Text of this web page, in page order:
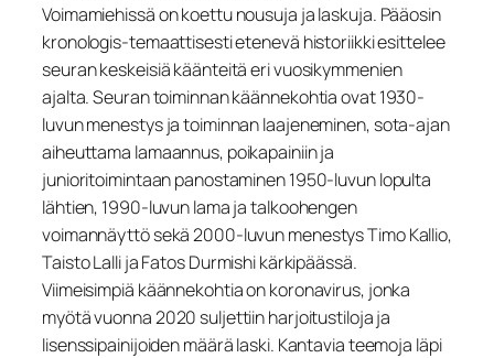
Voimamiehissä on koettu nousuja ja laskuja. Pääosin
kronologis-temaattisesti etenevä historiikki esittelee
seuran keskeisiä käänteitä eri vuosikymmenien
ajalta. Seuran toiminnan käännekohtia ovat 1930-
luvun menestys ja toiminnan laajeneminen, sota-ajan
aiheuttama lamaannus, poikapainiin ja
junioritoimintaan panostaminen 1950-luvun lopulta
lähtien, 1990-luvun lama ja talkoohengen
voimannäyttö sekä 2000-luvun menestys Timo Kallio,
Taisto Lalli ja Fatos Durmishi kärkipäässä.
Viimeisimpiä käännekohtia on koronavirus, jonka
myötä vuonna 2020 suljettiin harjoitustiloja ja
lisenssipainijoiden määrä laski. Kantavia teemoja läpi